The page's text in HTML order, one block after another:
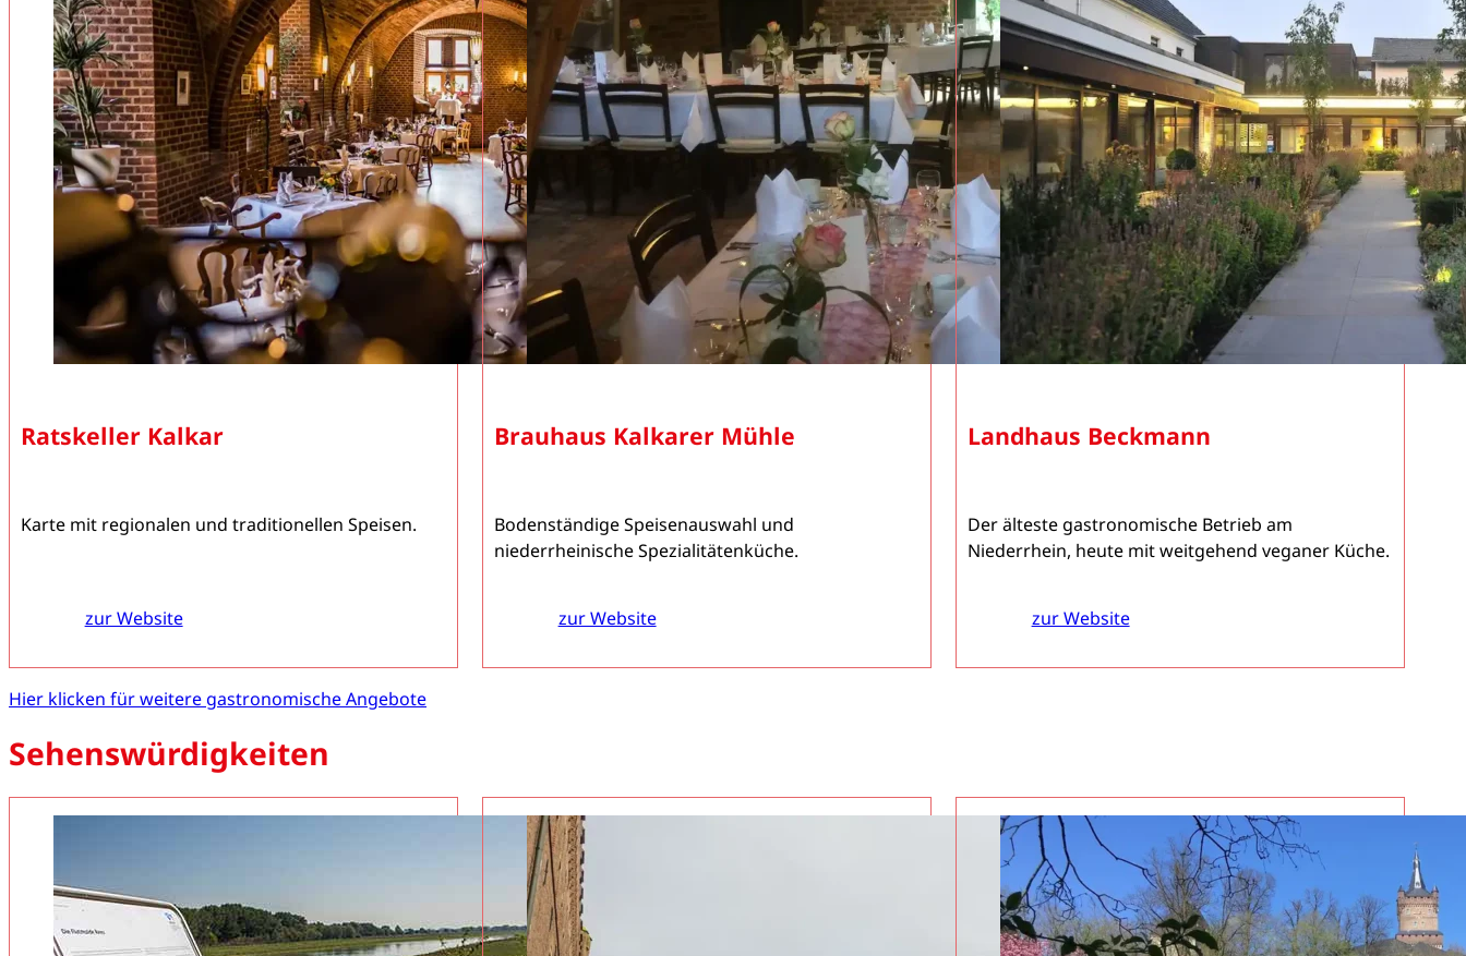
Ratskeller Kalkar
Karte mit regionalen und traditionellen Speisen.
zur Website
Brauhaus Kalkarer Mühle
Bodenständige Speisenauswahl und
niederrheinische Spezialitätenküche.
zur Website
Landhaus Beckmann
Der älteste gastronomische Betrieb am
Niederrhein, heute mit weitgehend veganer Küche.
zur Website
Hier klicken für weitere gastronomische Angebote
Sehenswürdigkeiten